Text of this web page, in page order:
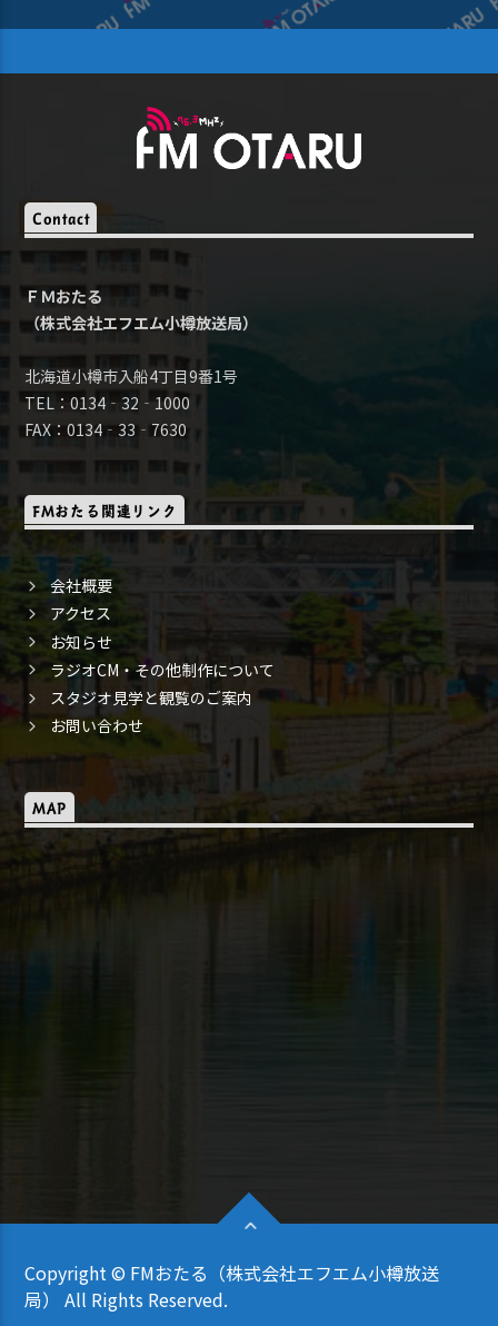
Contact
ＦＭおたる
（株式会社エフエム小樽放送局）
北海道小樽市入船4丁目9番1号
TEL：0134‐32‐1000
FAX：0134‐33‐7630
FMおたる関連リンク
会社概要
アクセス
お知らせ
ラジオCM・その他制作について
スタジオ見学と観覧のご案内
お問い合わせ
MAP
Copyright © FMおたる（株式会社エフエム小樽放送
局） All Rights Reserved.